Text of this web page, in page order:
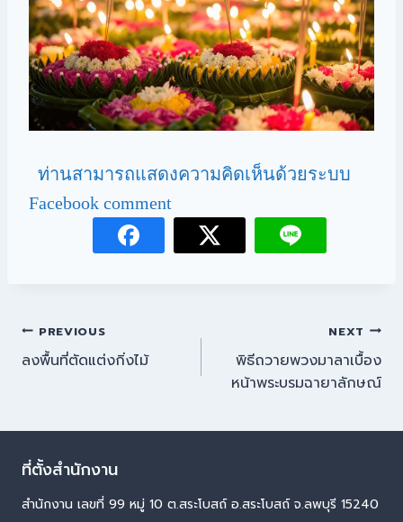
ท่านสามารถแสดงความคิดเห็นด้วยระบบ
Facebook comment
PREVIOUS
ลงพื้นที่ตัดแต่งกิ่งไม้
NEXT
พิธีถวายพวงมาลาเบื้อง
หน้าพระบรมฉายาลักษณ์
ที่ตั้งสำนักงาน
สำนักงาน เลขที่ 99 หมู่ 10 ต.สระโบสถ์ อ.สระโบสถ์ จ.ลพบุรี 15240